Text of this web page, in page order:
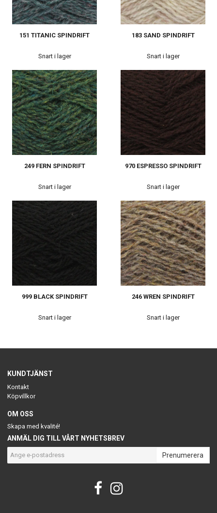
151 TITANIC SPINDRIFT
Snart i lager
183 SAND SPINDRIFT
Snart i lager
249 FERN SPINDRIFT
Snart i lager
970 ESPRESSO SPINDRIFT
Snart i lager
999 BLACK SPINDRIFT
Snart i lager
246 WREN SPINDRIFT
Snart i lager
KUNDTJÄNST
Kontakt
Köpvillkor
OM OSS
Skapa med kvalité!
ANMÄL DIG TILL VÅRT NYHETSBREV
Prenumerera